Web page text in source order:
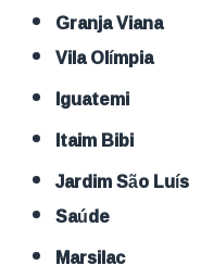
Granja Viana
Vila Olímpia
Iguatemi
Itaim Bibi
Jardim São Luís
Saúde
Marsilac